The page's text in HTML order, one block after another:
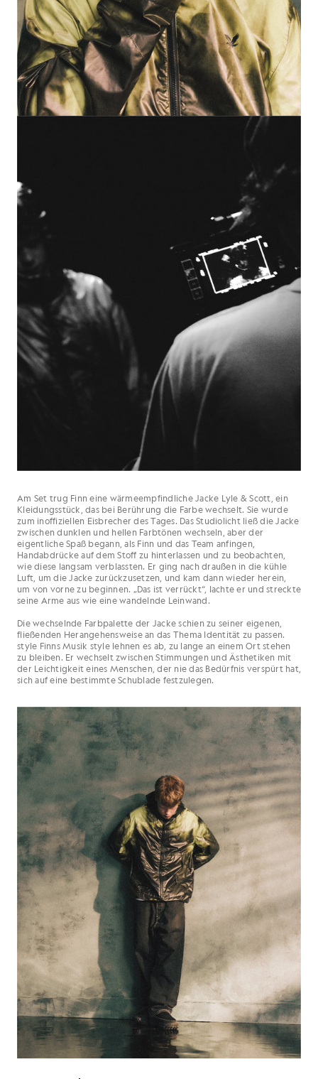
Am Set trug Finn eine wärmeempfindliche Jacke Lyle & Scott, ein
Kleidungsstück, das bei Berührung die Farbe wechselt. Sie wurde
zum inoffiziellen Eisbrecher des Tages. Das Studiolicht ließ die Jacke
zwischen dunklen und hellen Farbtönen wechseln, aber der
eigentliche Spaß begann, als Finn und das Team anfingen,
Handabdrücke auf dem Stoff zu hinterlassen und zu beobachten,
wie diese langsam verblassten. Er ging nach draußen in die kühle
Luft, um die Jacke zurückzusetzen, und kam dann wieder herein,
um von vorne zu beginnen. „Das ist verrückt“, lachte er und streckte
seine Arme aus wie eine wandelnde Leinwand.
Die wechselnde Farbpalette der Jacke schien zu seiner eigenen,
fließenden Herangehensweise an das Thema Identität zu passen.
style Finns Musik style lehnen es ab, zu lange an einem Ort stehen
zu bleiben. Er wechselt zwischen Stimmungen und Ästhetiken mit
der Leichtigkeit eines Menschen, der nie das Bedürfnis verspürt hat,
sich auf eine bestimmte Schublade festzulegen.